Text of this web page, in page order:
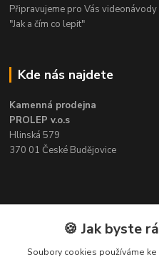
Připravujeme pro Vás videonávody
"Jak a čím co lepit"
Kde nás najdete
Kamenná prodejna
PROLEP v.o.s
Hlinská 579
370 01 České Budějovice
Kontakt🍪 Jak byste
Soubory cookies používáme